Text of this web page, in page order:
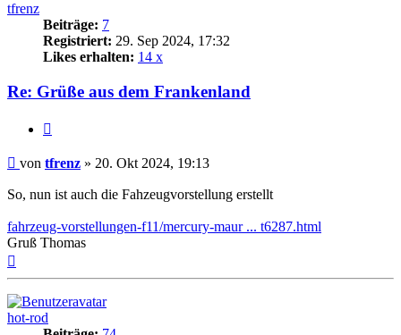
tfrenz
Beiträge: 7
Registriert: 29. Sep 2024, 17:32
Likes erhalten: 14 x
Re: Grüße aus dem Frankenland
Beitrag
von tfrenz » 20. Okt 2024, 19:13
So, nun ist auch die Fahzeugvorstellung erstellt
fahrzeug-vorstellungen-f11/mercury-maur ... t6287.html
Gruß Thomas
hot-rod